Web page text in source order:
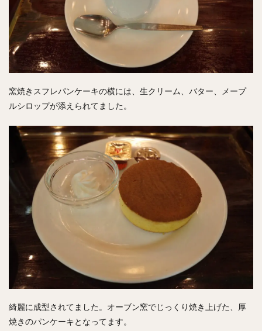
窯焼きスフレパンケーキの横には、生クリーム、バター、メープ
ルシロップが添えられてました。
綺麗に成型されてました。オーブン窯でじっくり焼き上げた、厚
焼きのパンケーキとなってます。